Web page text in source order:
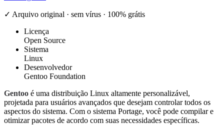
✓ Arquivo original · sem vírus · 100% grátis
Licença
Open Source
Sistema
Linux
Desenvolvedor
Gentoo Foundation
Gentoo é uma distribuição Linux altamente personalizável,
projetada para usuários avançados que desejam controlar todos os
aspectos do sistema. Com o sistema Portage, você pode compilar e
otimizar pacotes de acordo com suas necessidades específicas.